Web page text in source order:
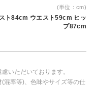
(単位：cm)
ト84cm ウエスト59cm ヒッ
プ87cm
いただいております。
混率等)、色味やサイズ等の仕